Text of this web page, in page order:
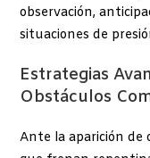
observación,
situaciones de
Estrategias
Obstáculos
Ante la aparición de